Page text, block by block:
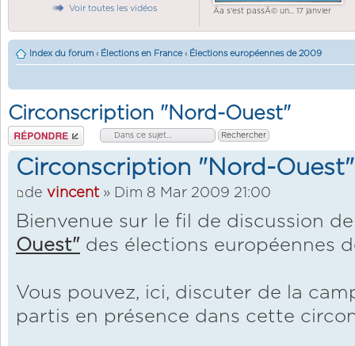
Voir toutes les vidéos Ãa s'est passÃ© un... 17 janvier
Index du forum ‹ Élections en France ‹ Élections européennes de 2009
Circonscription "Nord-Ouest"
Répondre
Circonscription "Nord-Ouest"
de vincent » Dim 8 Mar 2009 21:00
Bienvenue sur le fil de discussion
Ouest" des élections européennes
Vous pouvez, ici, discuter de la
partis en présence dans cette